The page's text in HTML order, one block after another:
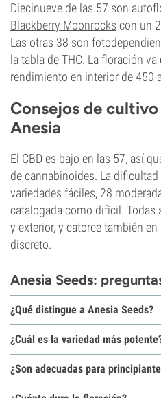
Diecinueve de las 57 son
Blackberry Moonrocks con un
Las otras 38 son
la tabla de THC. La floración
rendimiento en interior de 450
Consejos de
Anesia
El CBD es bajo en las 57, así
de cannabinoides. La
variedades fáciles, 28
catalogada como difícil. Todas
y exterior, y catorce también
discreto.
Anesia Seeds:
¿Qué distingue a Anesia Seeds?
¿Cuál es la variedad más
¿Son adecuadas para